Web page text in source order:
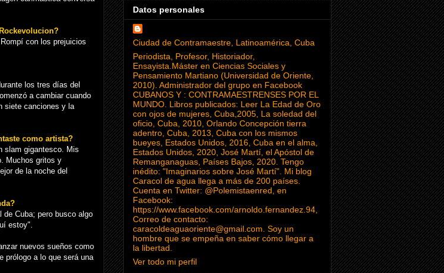
con los prejuicios
los tres días del
a cambiar cuando
siete canciones y la
como artista?
slam gigantesco. Mis
Muchos gritos y
de la noche del
de Cuba; pero busco algo
estoy".
nuevos sueños como
prólogo a lo que será una
Datos personales
Ciudad de Contramaestre, Latinoamérica, Cuba
Periodista, Profesor, Historiador,
Ensayista.Máster en Ciencias Sociales y
Pensamiento Martiano (Universidad de Oriente,
2010). Administrador del grupo en Facebook
CUBANOS Y : CONTRAMAESTRENSES POR EL
MUNDO. Libros publicados: Leer La Edad de Oro
con ojos de mujeres, Cuba,2005, La soledad del
oficio, Cuba, 2010, Orlando Concepción tierra
adentro, Cuba, 2013, Cuba con los mismos
bueyes, Estados Unidos, 2016, Cuba en el alma,
Estados Unidos, 2020, José Martí, el Apóstol de
Remanganaguas, Países Bajos, 2020. Tengo
inédito: "Imaginarios sobre José Martí". Mi blog
Caracol de agua llega a más de 200 países.
Cuenta en Twitter: @Polemistaenred, en
Facebook:
https://www.facebook.com/arnoldo.fernandez.94,
Correo de contacto:
caracoldeaguaoriente@gmail.com. Soy un
hombre que se empeña en saber cómo llegar a
la libertad.
Ver todo mi perfil